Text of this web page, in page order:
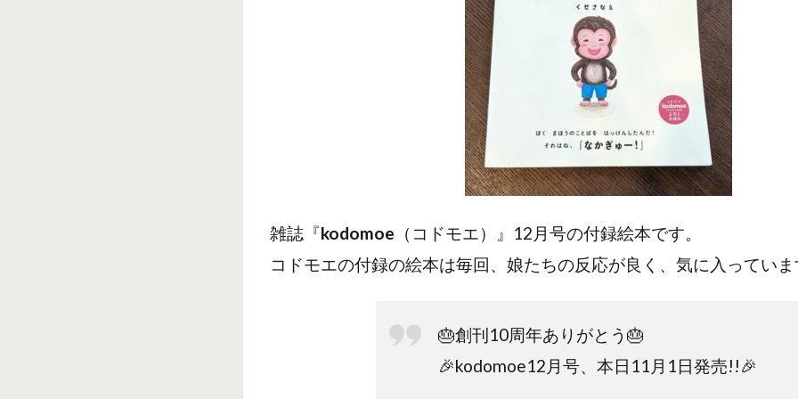
雑誌『kodomoe （コドモエ）』12月号の付録絵本です。
コドモエの付録の絵本は毎回、娘たちの反応が良く、気に入ってい
🎂創刊10周年ありがとう🎂
🎉kodomoe12月号、本日11月1日発売!!🎉